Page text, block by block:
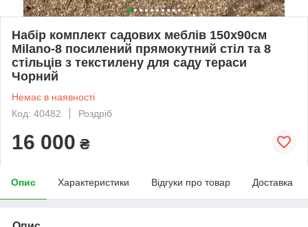
Набір комплект садових меблів 150х90см
Milano-8 посилений прямокутний стіл та 8
стільців з текстилену для саду тераси
Чорний
Немає в наявності
Код: 40482
Роздріб
16 000 ₴
Опис Характеристики Відгуки про товар Доставка